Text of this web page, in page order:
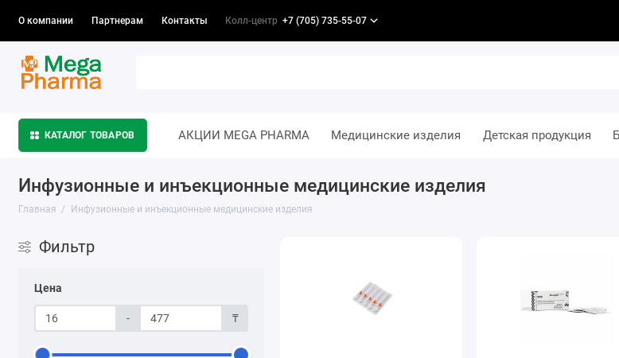
О компании Партнерам Контакты Колл-центр +7 (705) 735-55-07
КАТАЛОГ ТОВАРОВ АКЦИИ MEGA PHARMA Медицинские изделия Детская продукция
Инфузионные и инъекционные медицинские изделия
Главная Инфузионные и инъекционные медицинские изделия
Фильтр
Цена
- ₸